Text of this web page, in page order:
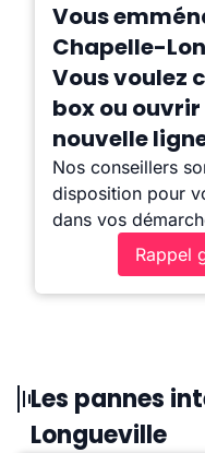
Vous
Chapelle-
Vous voulez
box ou ouvrir
nouvelle
Nos conseillers
disposition pour
dans vos
Rappel
Les pannes
Longueville